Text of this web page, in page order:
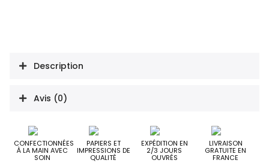
Description
Avis (0)
CONFECTIONNÉES
À LA MAIN AVEC
SOIN
PAPIERS ET
IMPRESSIONS DE
QUALITÉ
EXPÉDITION EN
2/3 JOURS
OUVRÉS
LIVRAISON
GRATUITE EN
FRANCE